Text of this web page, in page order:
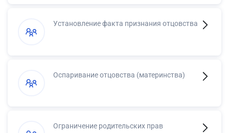
Установление факта признания отцовства
Оспаривание отцовства (материнства)
Ограничение родительских прав